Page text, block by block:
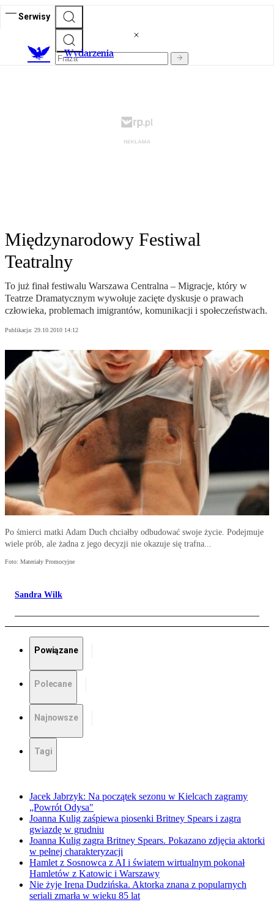
Serwisy
Wydarzenia
Międzynarodowy Festiwal
Teatralny
To już finał festiwalu Warszawa Centralna – Migracje, który w
Teatrze Dramatycznym wywołuje zacięte dyskusje o prawach
człowieka, problemach imigrantów, komunikacji i społeczeństwach.
Publikacja: 29.10.2010 14:12
Po śmierci matki Adam Duch chciałby odbudować swoje życie. Podejmuje
wiele prób, ale żadna z jego decyzji nie okazuje się trafna...
Foto: Materiały Promocyjne
Sandra Wilk
Powiązane
Polecane
Najnowsze
Tagi
Jacek Jabrzyk: Na początek sezonu w Kielcach zagramy
„Powrót Odysa"
Joanna Kulig zaśpiewa piosenki Britney Spears i zagra
gwiazdę w grudniu
Joanna Kulig zagra Britney Spears. Pokazano zdjęcia aktorki
w pełnej charakteryzacji
Hamlet z Sosnowca z AI i światem wirtualnym pokonał
Hamletów z Katowic i Warszawy
Nie żyje Irena Dudzińska. Aktorka znana z popularnych
seriali zmarła w wieku 85 lat